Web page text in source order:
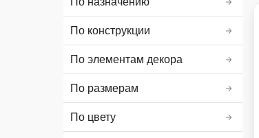
По конструкции
По элементам декора
По размерам
По цвету